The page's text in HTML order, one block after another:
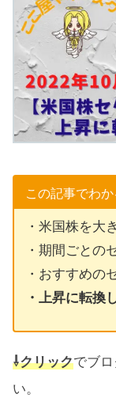
この記事でわか
・米国株を大
・期間ごとの
・おすすめの
・上昇に転換
⇩クリックでブ
い。